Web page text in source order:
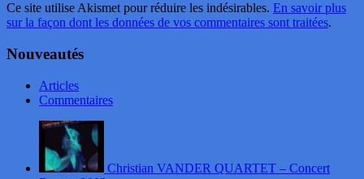
Ce site utilise Akismet pour réduire les indésirables. En savoir plus
sur la façon dont les données de vos commentaires sont traitées.
Nouveautés
Articles
Commentaires
Christian VANDER QUARTET – Concert